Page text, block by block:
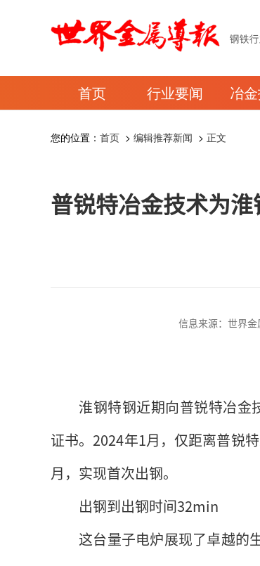
首页 行业要闻 冶
您的位置： 首页 > 编辑推荐新闻 > 正文
普锐特冶金技术为
信息来源：世界
淮钢特钢近期向普锐特冶金
证书。2024年1月，仅距离普锐
月，实现首次出钢。
出钢到出钢时间32min
这台量子电炉展现了卓越的